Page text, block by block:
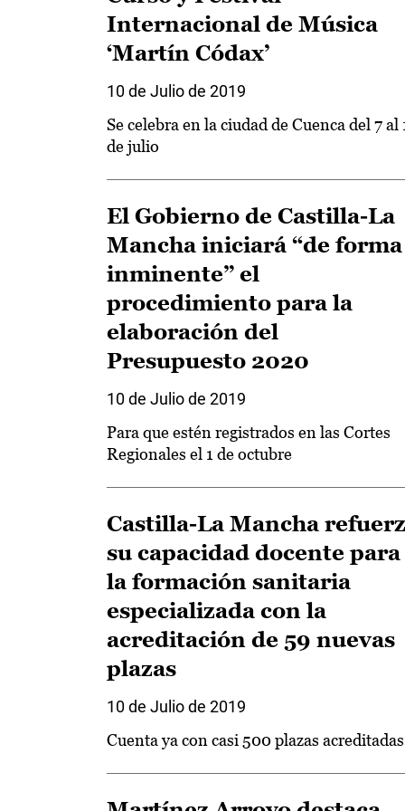
Internacional de Música
‘Martín Códax’
10 de Julio de 2019
Se celebra en la ciudad de Cuenca del 7 al
de julio
El Gobierno de Castilla-La
Mancha iniciará “de forma
inminente” el
procedimiento para la
elaboración del
Presupuesto 2020
10 de Julio de 2019
Para que estén registrados en las Cortes
Regionales el 1 de octubre
Castilla-La Mancha
su capacidad docente para
la formación sanitaria
especializada con la
acreditación de 59 nuevas
plazas
10 de Julio de 2019
Cuenta ya con casi 500 plazas acreditadas